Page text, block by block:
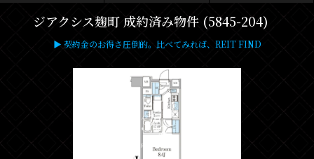
ジアクシス麹町 成約済み物件 (5845-204)
▶ 契約金のお得さ圧倒的。比べてみれば、REIT FIND